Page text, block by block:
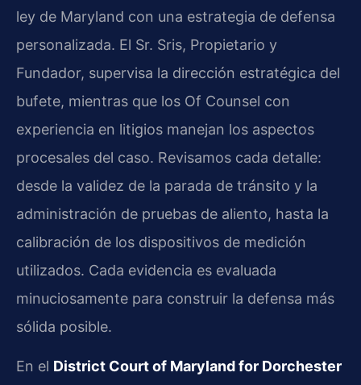
ley de Maryland con una estrategia de defensa
personalizada. El Sr. Sris, Propietario y
Fundador, supervisa la dirección estratégica del
bufete, mientras que los Of Counsel con
experiencia en litigios manejan los aspectos
procesales del caso. Revisamos cada detalle:
desde la validez de la parada de tránsito y la
administración de pruebas de aliento, hasta la
calibración de los dispositivos de medición
utilizados. Cada evidencia es evaluada
minuciosamente para construir la defensa más
sólida posible.
En el District Court of Maryland for Dorchester